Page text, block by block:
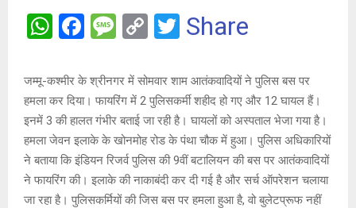
W
at
s
A
p
p
F
ce
b
o
o
k
M
s
a
g
e
C
py
Li
n
k
T
tt
er
Share
जम्मू-कश्मीर के श्रीनगर में सोमवार शाम आतंकवादियों ने पुलिस बस पर
हमला कर दिया। फायरिंग में 2 पुलिसकर्मी शहीद हो गए और 12 घायल हैं।
इनमें 3 की हालत गंभीर बताई जा रही है। घायलों को अस्पताल भेजा गया है।
हमला जेवन इलाके के खोनमोह रोड के पंथा चौक में हुआ। पुलिस अधिकारियों
ने बताया कि इंडियन रिजर्व पुलिस की 9वीं बटालियन की बस पर आतंकवादियों
ने फायरिंग की। इलाके की नाकाबंदी कर दी गई है और सर्च ऑपरेशन चलाया
जा रहा है। पुलिसकर्मियों की जिस बस पर हमला हुआ है, वो बुलेटप्रूफ नहीं